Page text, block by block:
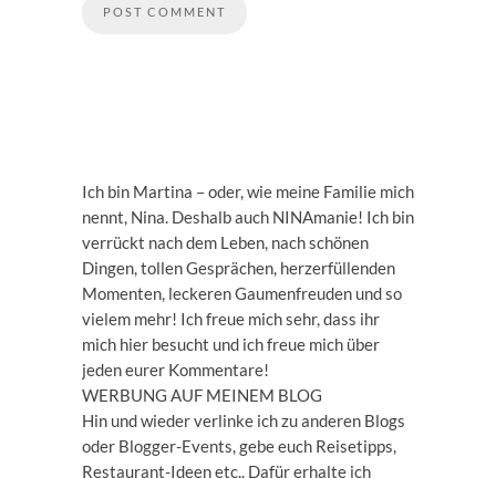
Ich bin Martina – oder, wie meine Familie mich
nennt, Nina. Deshalb auch NINAmanie! Ich bin
verrückt nach dem Leben, nach schönen
Dingen, tollen Gesprächen, herzerfüllenden
Momenten, leckeren Gaumenfreuden und so
vielem mehr! Ich freue mich sehr, dass ihr
mich hier besucht und ich freue mich über
jeden eurer Kommentare!
WERBUNG AUF MEINEM BLOG
Hin und wieder verlinke ich zu anderen Blogs
oder Blogger-Events, gebe euch Reisetipps,
Restaurant-Ideen etc.. Dafür erhalte ich